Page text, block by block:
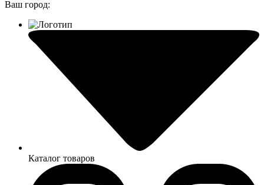
Ваш город:
Каталог товаров